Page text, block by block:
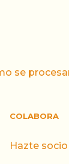
se
COLABORA
Hazte socio